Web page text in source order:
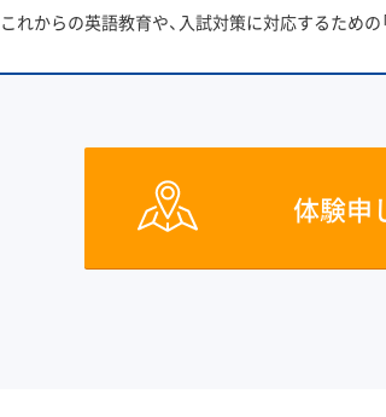
これからの英語教育や、入試対策に対応するための
体験申